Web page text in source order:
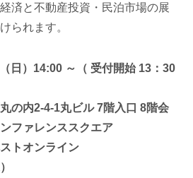
済と不動産投資・民泊市場の展
られます。
日）14:00 ～（ 受付開始 13：30
の内2-4-1丸ビル 7階入口 8階会
ファレンススクエア
トオンライン